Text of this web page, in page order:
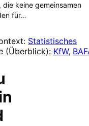
keine gemeinsamen
für…
Statistisches
(Überblick): KfW,